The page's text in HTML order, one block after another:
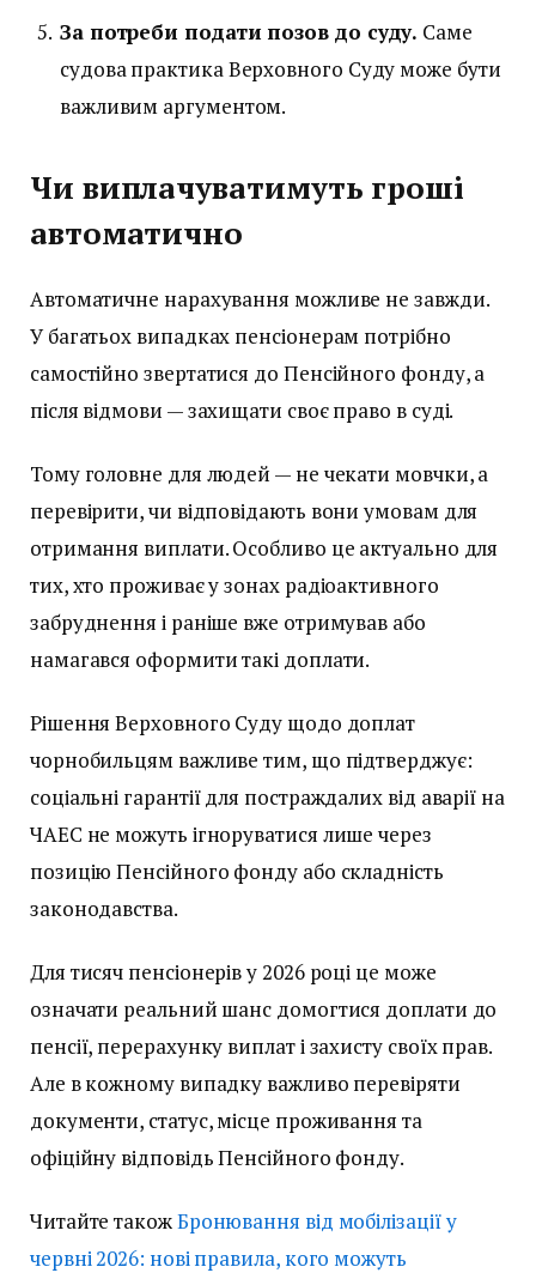
За потреби подати позов до суду. Саме
судова практика Верховного Суду може бути
важливим аргументом.
Чи виплачуватимуть гроші
автоматично
Автоматичне нарахування можливе не завжди.
У багатьох випадках пенсіонерам потрібно
самостійно звертатися до Пенсійного фонду, а
після відмови — захищати своє право в суді.
Тому головне для людей — не чекати мовчки, а
перевірити, чи відповідають вони умовам для
отримання виплати. Особливо це актуально для
тих, хто проживає у зонах радіоактивного
забруднення і раніше вже отримував або
намагався оформити такі доплати.
Рішення Верховного Суду щодо доплат
чорнобильцям важливе тим, що підтверджує:
соціальні гарантії для постраждалих від аварії на
ЧАЕС не можуть ігноруватися лише через
позицію Пенсійного фонду або складність
законодавства.
Для тисяч пенсіонерів у 2026 році це може
означати реальний шанс домогтися доплати до
пенсії, перерахунку виплат і захисту своїх прав.
Але в кожному випадку важливо перевіряти
документи, статус, місце проживання та
офіційну відповідь Пенсійного фонду.
Читайте такожБронювання від мобілізації у
червні 2026: нові правила, кого можуть